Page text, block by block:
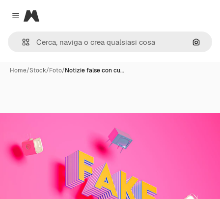
Close menu
Magnific
Cerca
Home/Stock/Foto/Notizie false con cu…